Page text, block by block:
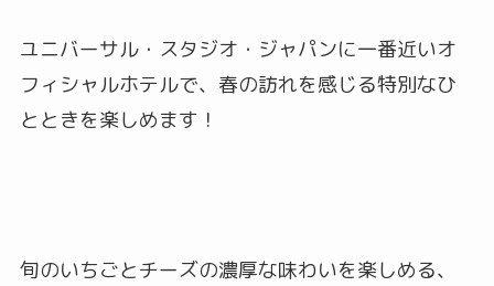
ユニバーサル・スタジオ・ジャパンに一番近いオ
フィシャルホテルで、春の訪れを感じる特別なひ
とときを楽しめます！
旬のいちごとチーズの濃厚な味わいを楽しめる、